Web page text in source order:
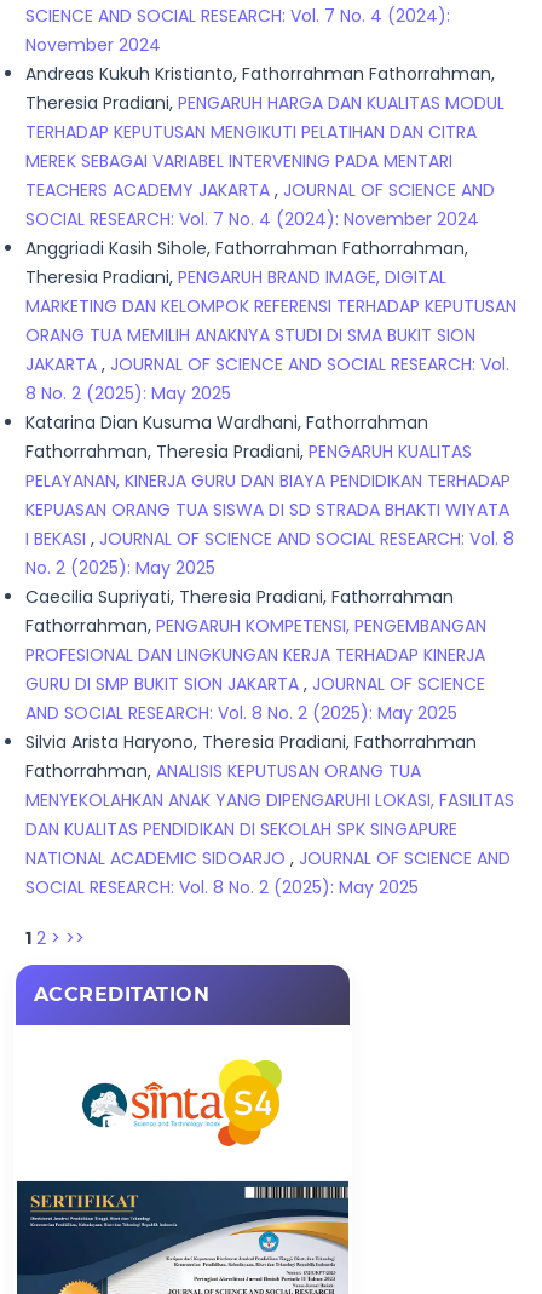
SCIENCE AND SOCIAL RESEARCH: Vol. 7 No. 4 (2024):
November 2024
Andreas Kukuh Kristianto, Fathorrahman Fathorrahman,
Theresia Pradiani, PENGARUH HARGA DAN KUALITAS MODUL
TERHADAP KEPUTUSAN MENGIKUTI PELATIHAN DAN CITRA
MEREK SEBAGAI VARIABEL INTERVENING PADA MENTARI
TEACHERS ACADEMY JAKARTA , JOURNAL OF SCIENCE AND
SOCIAL RESEARCH: Vol. 7 No. 4 (2024): November 2024
Anggriadi Kasih Sihole, Fathorrahman Fathorrahman,
Theresia Pradiani, PENGARUH BRAND IMAGE, DIGITAL
MARKETING DAN KELOMPOK REFERENSI TERHADAP KEPUTUSAN
ORANG TUA MEMILIH ANAKNYA STUDI DI SMA BUKIT SION
JAKARTA , JOURNAL OF SCIENCE AND SOCIAL RESEARCH: Vol.
8 No. 2 (2025): May 2025
Katarina Dian Kusuma Wardhani, Fathorrahman
Fathorrahman, Theresia Pradiani, PENGARUH KUALITAS
PELAYANAN, KINERJA GURU DAN BIAYA PENDIDIKAN TERHADAP
KEPUASAN ORANG TUA SISWA DI SD STRADA BHAKTI WIYATA
I BEKASI , JOURNAL OF SCIENCE AND SOCIAL RESEARCH: Vol. 8
No. 2 (2025): May 2025
Caecilia Supriyati, Theresia Pradiani, Fathorrahman
Fathorrahman, PENGARUH KOMPETENSI, PENGEMBANGAN
PROFESIONAL DAN LINGKUNGAN KERJA TERHADAP KINERJA
GURU DI SMP BUKIT SION JAKARTA , JOURNAL OF SCIENCE
AND SOCIAL RESEARCH: Vol. 8 No. 2 (2025): May 2025
Silvia Arista Haryono, Theresia Pradiani, Fathorrahman
Fathorrahman, ANALISIS KEPUTUSAN ORANG TUA
MENYEKOLAHKAN ANAK YANG DIPENGARUHI LOKASI, FASILITAS
DAN KUALITAS PENDIDIKAN DI SEKOLAH SPK SINGAPURE
NATIONAL ACADEMIC SIDOARJO , JOURNAL OF SCIENCE AND
SOCIAL RESEARCH: Vol. 8 No. 2 (2025): May 2025
1 2 > >>
ACCREDITATION